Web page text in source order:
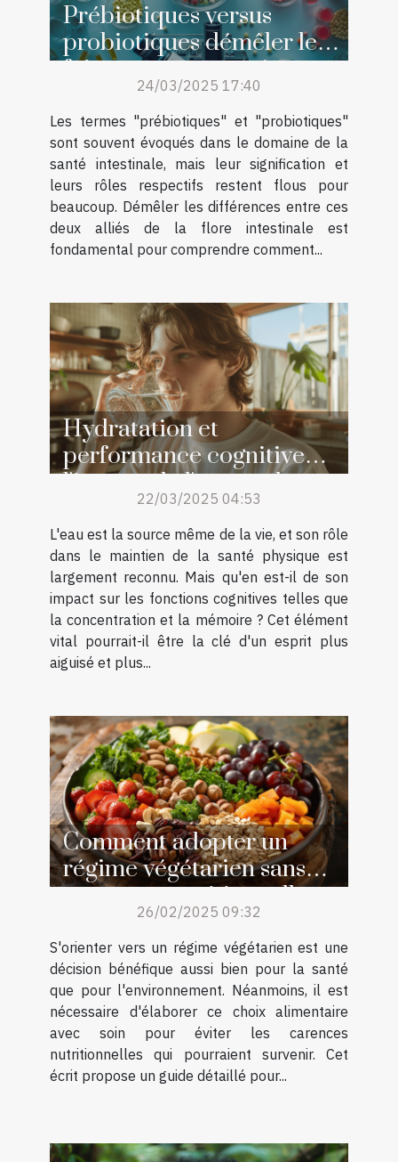
Prébiotiques versus
probiotiques démêler les
faits pour une santé
intestinale optimale
24/03/2025 17:40
Les termes "prébiotiques" et "probiotiques"
sont souvent évoqués dans le domaine de la
santé intestinale, mais leur signification et
leurs rôles respectifs restent flous pour
beaucoup. Démêler les différences entre ces
deux alliés de la flore intestinale est
fondamental pour comprendre comment...
Hydratation et
performance cognitive
l'impact de l'eau sur la
concentration et la
mémoire
22/03/2025 04:53
L'eau est la source même de la vie, et son rôle
dans le maintien de la santé physique est
largement reconnu. Mais qu'en est-il de son
impact sur les fonctions cognitives telles que
la concentration et la mémoire ? Cet élément
vital pourrait-il être la clé d'un esprit plus
aiguisé et plus...
Comment adopter un
régime végétarien sans
carences nutritionnelles
26/02/2025 09:32
S'orienter vers un régime végétarien est une
décision bénéfique aussi bien pour la santé
que pour l'environnement. Néanmoins, il est
nécessaire d'élaborer ce choix alimentaire
avec soin pour éviter les carences
nutritionnelles qui pourraient survenir. Cet
écrit propose un guide détaillé pour...